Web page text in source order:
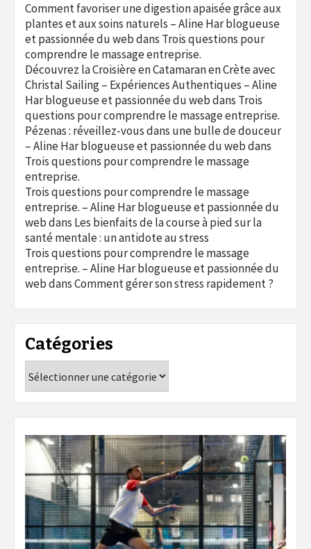
Comment favoriser une digestion apaisée grâce aux
plantes et aux soins naturels – Aline Har blogueuse
et passionnée du webdans Trois questions pour
comprendre le massage entreprise.
Découvrez la Croisière en Catamaran en Crète avec
Christal Sailing – Expériences Authentiques – Aline
Har blogueuse et passionnée du webdans Trois
questions pour comprendre le massage entreprise.
Pézenas : réveillez-vous dans une bulle de douceur
– Aline Har blogueuse et passionnée du webdans
Trois questions pour comprendre le massage
entreprise.
Trois questions pour comprendre le massage
entreprise. – Aline Har blogueuse et passionnée du
webdans Les bienfaits de la course à pied sur la
santé mentale : un antidote au stress
Trois questions pour comprendre le massage
entreprise. – Aline Har blogueuse et passionnée du
webdansComment gérer son stress rapidement ?
Catégories